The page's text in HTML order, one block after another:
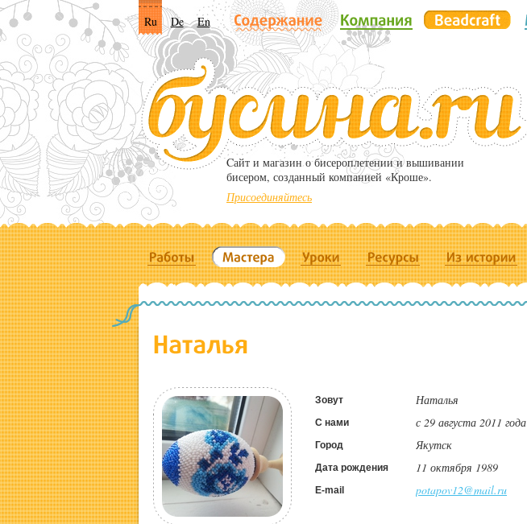
Ru De En
Cайт и магазин о бисероплетении и вышивании
бисером, созданный компанией «Кроше».
Присоединяйтесь
Зовут Наталья
С нами с 29 августа 2011 года
Город Якутск
Дата рождения 11 октября 1989
E-mail potapov12@mail.ru